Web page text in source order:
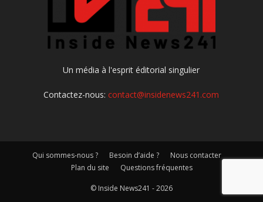
Un média à l'esprit éditorial singulier
Contactez-nous:contact@insidenews241.com
Qui sommes-nous ? Besoin d’aide ?
Nous contacter
Plan du site
Questions fréquentes
© Inside News241 - 2026